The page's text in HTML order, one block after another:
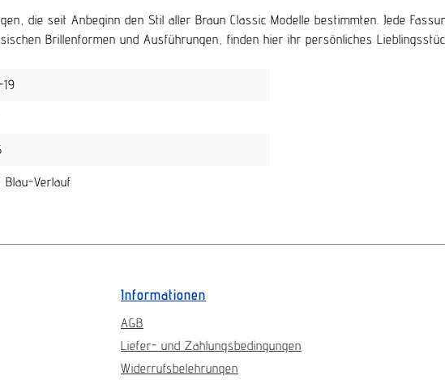
die seit Anbeginn den Stil aller Braun Classic Modelle bestimmten. Jede
Brillenformen und Ausführungen, finden hier ihr persönliches
Blau-Verlauf
Informationen
AGB
Liefer- und Zahlungsbedingungen
Widerrufsbelehrungen